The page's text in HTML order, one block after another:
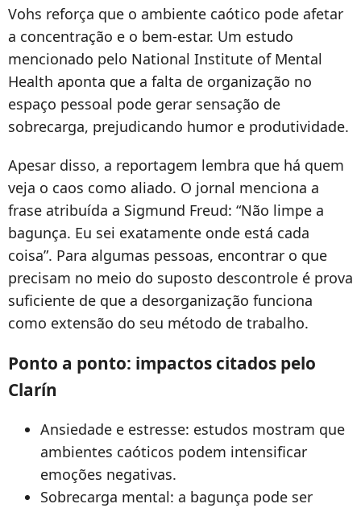
Vohs reforça que o ambiente caótico pode afetar
a concentração e o bem-estar. Um estudo
mencionado pelo National Institute of Mental
Health aponta que a falta de organização no
espaço pessoal pode gerar sensação de
sobrecarga, prejudicando humor e produtividade.
Apesar disso, a reportagem lembra que há quem
veja o caos como aliado. O jornal menciona a
frase atribuída a Sigmund Freud: “Não limpe a
bagunça. Eu sei exatamente onde está cada
coisa”. Para algumas pessoas, encontrar o que
precisam no meio do suposto descontrole é prova
suficiente de que a desorganização funciona
como extensão do seu método de trabalho.
Ponto a ponto: impactos citados pelo
Clarín
Ansiedade e estresse: estudos mostram que
ambientes caóticos podem intensificar
emoções negativas.
Sobrecarga mental: a bagunça pode ser